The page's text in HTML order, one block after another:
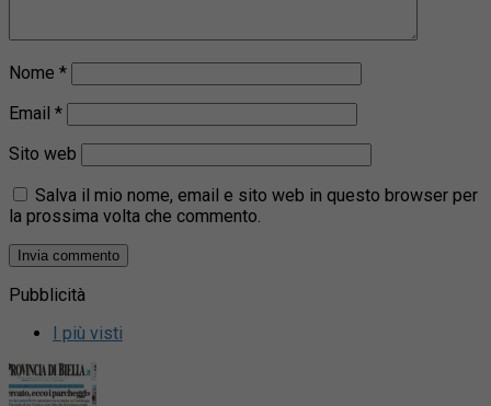
Nome *
Email *
Sito web
Salva il mio nome, email e sito web in questo browser per
la prossima volta che commento.
Pubblicità
I più visti